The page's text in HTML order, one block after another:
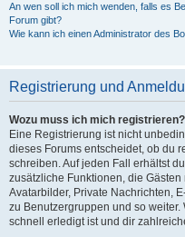
An wen soll ich mich wenden, falls es
Forum gibt?
Wie kann ich einen Administrator des
Registrierung und
Wozu muss ich mich registrieren?
Eine Registrierung ist nicht
dieses Forums entscheidet, ob du
schreiben. Auf jeden Fall erhältst
zusätzliche Funktionen, die
Avatarbilder, Private Nachrichten,
zu Benutzergruppen und so
schnell erledigt ist und dir